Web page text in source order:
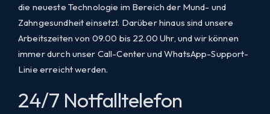
die neueste Technologie im Bereich der Mund- und
Zahngesundheit einsetzt. Darüber hinaus sind unsere
Arbeitszeiten von 09.00 bis 22.00 Uhr, und wir können
immer durch unser Call-Center und WhatsApp-Support-
Linie erreicht werden.
24/7 Notfalltelefon